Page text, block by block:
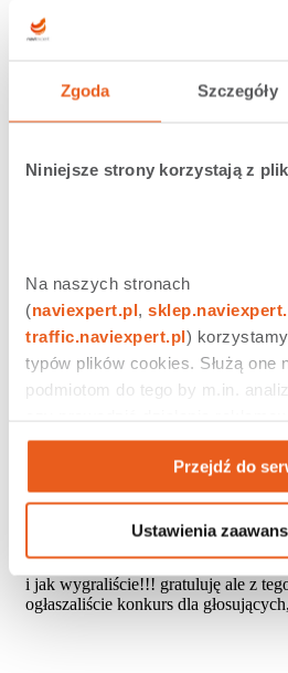
Zgoda Szczegóły
Niniejsze strony korzystają z
Na naszych stronach
(naviexpert.pl,
traffic.naviexpert.pl)
typów plików cookies. Służą one
podmiotom do tego by m.in.
aktywności na naszych stronach
informacji znajdziesz w naszej
Przejdź do
Ustawienia